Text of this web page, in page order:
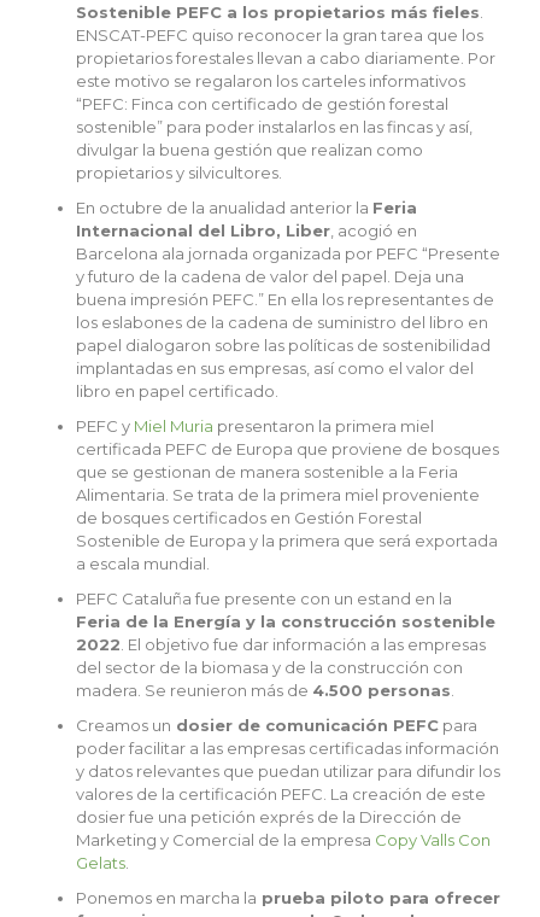
Sostenible PEFC a los propietarios más fieles
ENSCAT-PEFC quiso reconocer la gran tarea que los
propietarios forestales llevan a cabo diariamente. Por
este motivo se regalaron los carteles informativos
“PEFC: Finca con certificado de gestión forestal
sostenible” para poder instalarlos en las fincas y así,
divulgar la buena gestión que realizan como
propietarios y silvicultores.
En octubre de la anualidad anterior la Feria
Internacional del Libro, Liber , acogió en
Barcelona ala jornada organizada por PEFC “Presente
y futuro de la cadena de valor del papel. Deja una
buena impresión PEFC.” En ella los representantes de
los eslabones de la cadena de suministro del libro en
papel dialogaron sobre las políticas de sostenibilidad
implantadas en sus empresas, así como el valor del
libro en papel certificado.
PEFC y Miel Muria presentaron la primera miel
certificada PEFC de Europa que proviene de bosques
que se gestionan de manera sostenible a la Feria
Alimentaria. Se trata de la primera miel proveniente
de bosques certificados en Gestión Forestal
Sostenible de Europa y la primera que será exportada
a escala mundial.
PEFC Cataluña fue presente con un estand en la
Feria de la Energía y la construcción sostenible
2022 . El objetivo fue dar información a las empresas
del sector de la biomasa y de la construcción con
madera. Se reunieron más de 4.500 personas
Creamos un dosier de comunicación PEFC para
poder facilitar a las empresas certificadas información
y datos relevantes que puedan utilizar para difundir los
valores de la certificación PEFC. La creación de este
dosier fue una petición exprés de la Dirección de
Marketing y Comercial de la empresa Copy Valls Con
Gelats
Ponemos en marcha la prueba piloto para ofrecer